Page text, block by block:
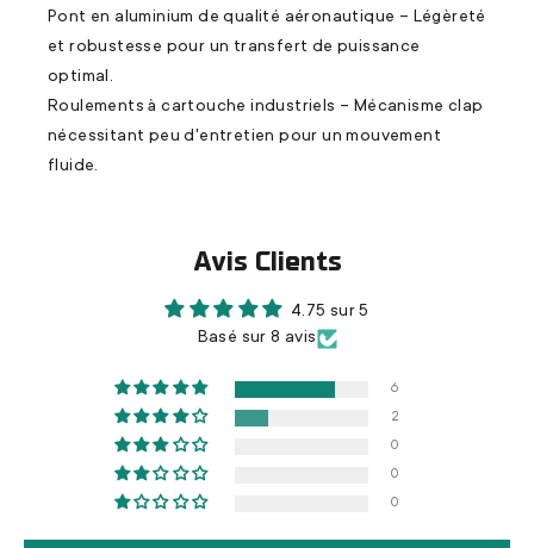
Pont en aluminium de qualité aéronautique – Légèreté
et robustesse pour un transfert de puissance
optimal.
Roulements à cartouche industriels – Mécanisme clap
nécessitant peu d'entretien pour un mouvement
fluide.
Avis Clients
4.75 sur 5
Basé sur 8 avis
6
2
0
0
0